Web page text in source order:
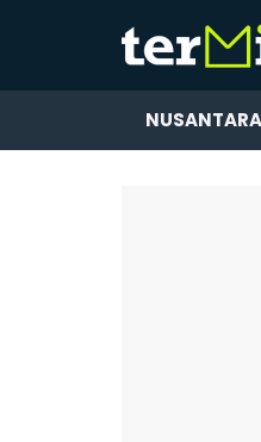
NUSANTARA